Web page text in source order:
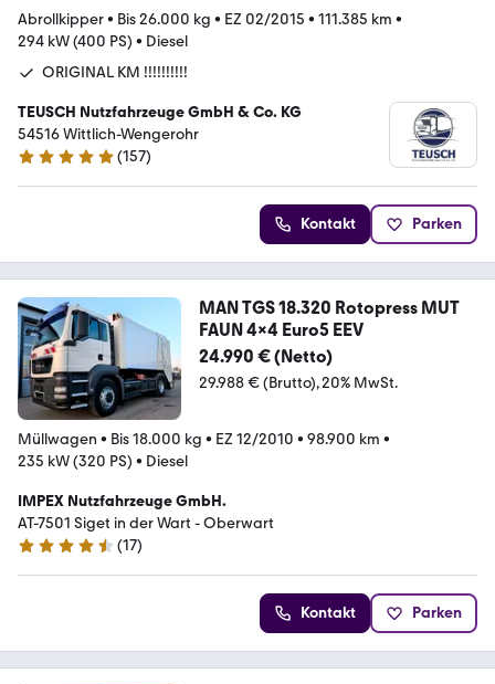
Abrollkipper• Bis 26.000 kg • EZ 02/2015 • 111.385 km •
294 kW (400 PS) • Diesel
ORIGINAL KM !!!!!!!!!!
TEUSCH Nutzfahrzeuge GmbH & Co. KG
54516 Wittlich-Wengerohr
5 Sterne
(157)
Kontakt Parken
MAN TGS 18.320 Rotopress MUT
FAUN 4x4 Euro5 EEV
24.990 € (Netto)
29.988 € (Brutto) 20% MwSt.
Müllwagen • Bis 18.000 kg • EZ 12/2010 • 98.900 km •
235 kW (320 PS) • Diesel
IMPEX Nutzfahrzeuge GmbH.
AT-7501 Siget in der Wart - Oberwart
4.7 Sterne
(17)
Kontakt Parken